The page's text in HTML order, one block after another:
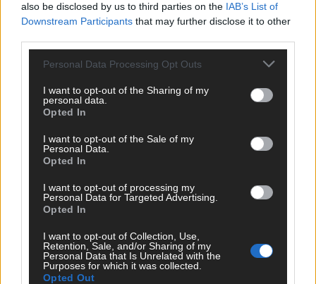
also be disclosed by us to third parties on the IAB’s List of
Downstream Participants that may further disclose it to other
Personal Data Processing Opt Outs
I want to opt-out of the Sharing of my
personal data.
Opted In
I want to opt-out of the Sale of my
Personal Data.
Opted In
I want to opt-out of processing my
Personal Data for Targeted Advertising.
Opted In
I want to opt-out of Collection, Use,
Retention, Sale, and/or Sharing of my
Personal Data that Is Unrelated with the
Purposes for which it was collected.
Opted Out
Podczas szkoleń online masz bezpośredni
kontakt z trenerami. To mentorzy, którzy na
co dzień gaszą pożary w wielkich
infrastrukturach. Możesz zadać pytanie,
skonsultować swój problem i otrzymać
feedback w czasie rzeczywistym. To właśnie
te detale i „triki” prosto z produkcji stanowią
największą wartość edukacyjną.
CERTYFIKACJA I NETWORKING
sygnał dla pracodawcy: ta osoba przeszła
przez ustrukturyzowany proces i posiada
zwraca się przy pierwszej negocjacji
wynagrodzenia.